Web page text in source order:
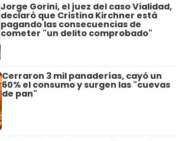
Jorge Gorini, el juez del caso Vialidad,
declaró que Cristina Kirchner está
pagando las consecuencias de
cometer "un delito comprobado"
Cerraron 3 mil panaderías, cayó un
60% el consumo y surgen las "cuevas
de pan"